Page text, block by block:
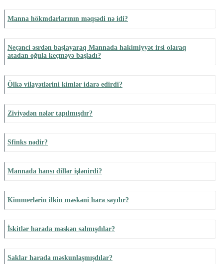
Manna hökmdarlarının məqsədi nə idi?
Neçənci əsrdən başlayaraq Mannada hakimiyyət irsi olaraq
atadan oğula keçməyə başladı?
Ölkə vilayətlərini kimlər idarə edirdi?
Ziviyədən nələr tapılmışdır?
Sfinks nədir?
Mannada hansı dillər işlənirdi?
Kimmerlərin ilkin məskəni hara sayılır?
İskitlər harada məskən salmışdılar?
Saklar harada məskunlaşmışdılar?